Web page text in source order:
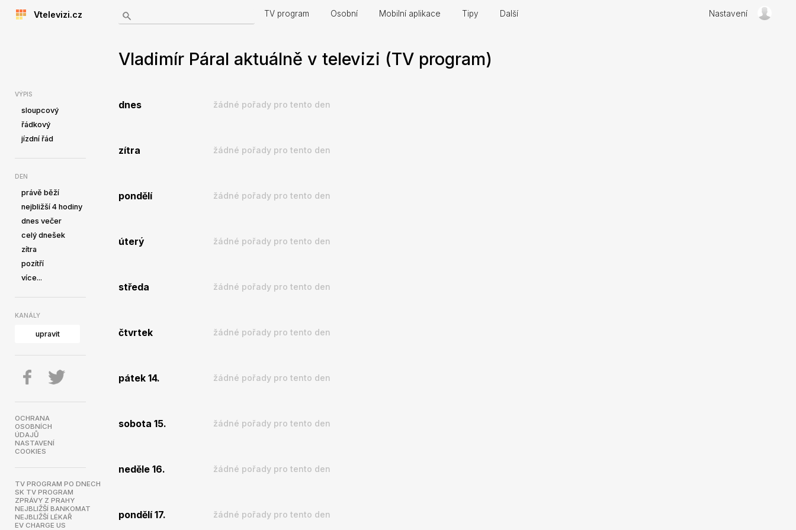
Vtelevizi.cz TV program Osobní Mobilní aplikace Tipy Další Nastavení
VÝPIS
sloupcový
řádkový
jízdní řád
DEN
právě běží
nejbližší 4 hodiny
dnes večer
celý dnešek
zítra
pozítří
více...
KANÁLY
upravit
OCHRANA
OSOBNÍCH
ÚDAJŮ
NASTAVENÍ
COOKIES
TV PROGRAM PO DNECH
SK TV PROGRAM
ZPRÁVY Z PRAHY
NEJBLIŽŠÍ BANKOMAT
NEJBLIŽŠÍ LÉKAŘ
EV CHARGE US
Vladimír Páral aktuálně v televizi (TV program)
dnes žádné pořady pro tento den
zítra žádné pořady pro tento den
pondělí žádné pořady pro tento den
úterý žádné pořady pro tento den
středa žádné pořady pro tento den
čtvrtek žádné pořady pro tento den
pátek 14. žádné pořady pro tento den
sobota 15. žádné pořady pro tento den
neděle 16. žádné pořady pro tento den
pondělí 17. žádné pořady pro tento den